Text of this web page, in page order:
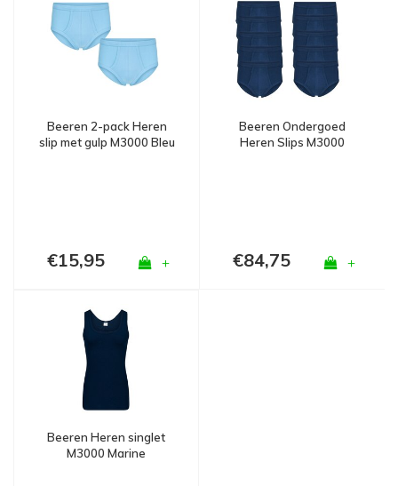
Beeren 2-pack Heren
slip met gulp M3000 Bleu
€15,95 +
Beeren Ondergoed
Heren Slips M3000
€84,75 +
Beeren Heren singlet
M3000 Marine